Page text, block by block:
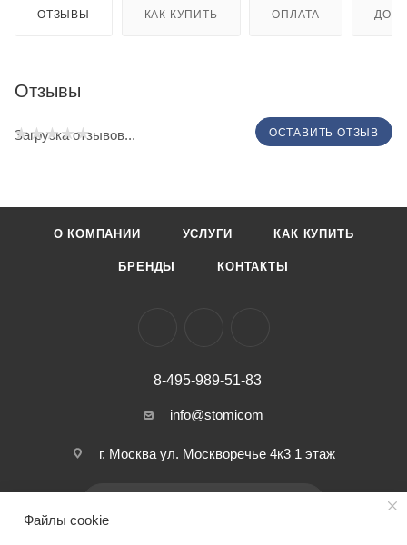
ОТЗЫВЫ КАК КУПИТЬ ОПЛАТА
Отзывы
ОСТАВИТЬ ОТЗЫВ
Загрузка отзывов...
О КОМПАНИИ УСЛУГИ КАК КУПИТЬ
БРЕНДЫ КОНТАКТЫ
8-495-989-51-83
info@stomicom
г. Москва ул. Москворечье 4к3 1 этаж
Файлы cookie